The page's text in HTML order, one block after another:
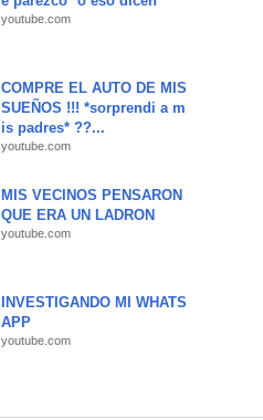
youtube.com
COMPRE EL AUTO DE MIS
SUEÑOS !!! *sorprendi a m
is padres* ??...
youtube.com
MIS VECINOS PENSARON
QUE ERA UN LADRON
youtube.com
INVESTIGANDO MI WHATS
APP
youtube.com